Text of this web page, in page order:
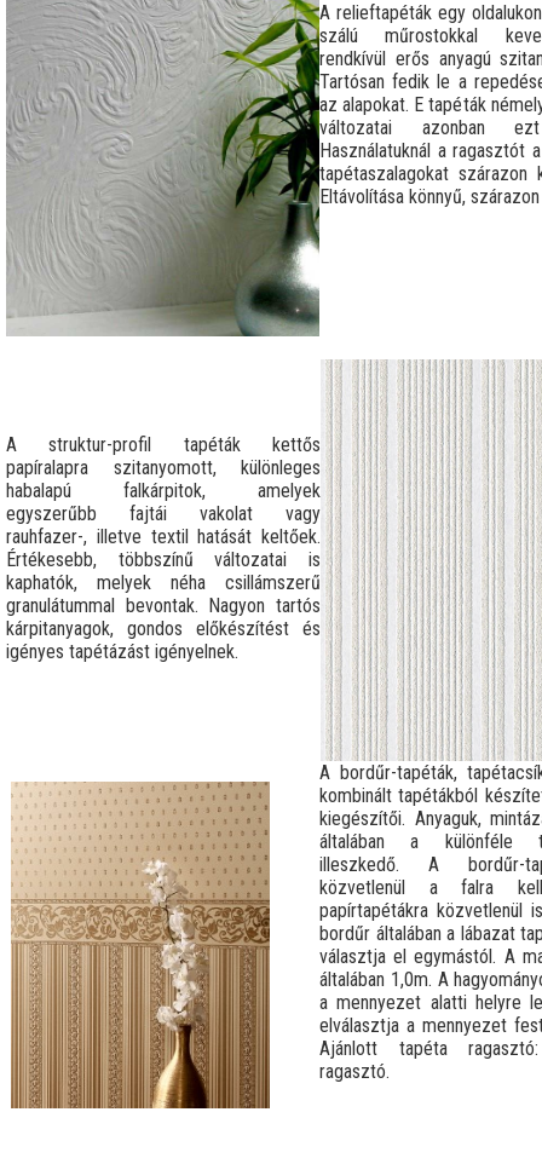
A relieftapéták egy
szálú műrostokkal
rendkívül erős anyagú
Tartósan fedik le a
az alapokat. E tapéták
változatai azonban
Használatuknál a ragasztót
tapétaszalagokat
Eltávolítása könnyű,
A struktur-profil tapéták kettős
papíralapra szitanyomott, különleges
habalapú falkárpitok, amelyek
egyszerűbb fajtái vakolat vagy
rauhfazer-, illetve textil hatását keltőek.
Értékesebb, többszínű változatai is
kaphatók, melyek néha csillámszerű
granulátummal bevontak. Nagyon tartós
kárpitanyagok, gondos előkészítést és
igényes tapétázást igényelnek.
A bordűr-tapéták,
kombinált tapétákból
kiegészítői. Anyaguk,
általában a különféle
illeszkedő. A bordűr-
közvetlenül a falra
papírtapétákra közvetlenül
bordűr általában a lábazat
választja el egymástól. A
általában 1,0m. A
a mennyezet alatti helyre
elválasztja a mennyezet
Ajánlott tapéta
ragasztó.